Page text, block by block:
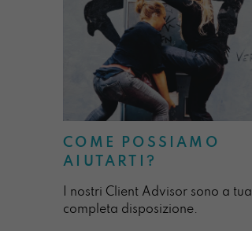
COME POSSIAMO
AIUTARTI?
I nostri Client Advisor sono a tua
completa disposizione.